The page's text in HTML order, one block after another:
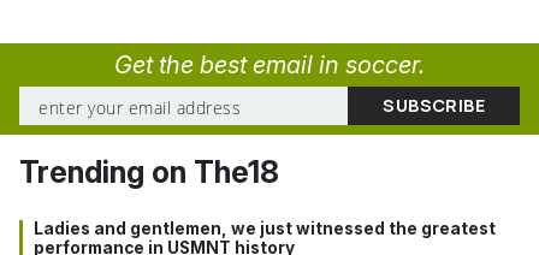
Get the best email in soccer.
Trending on The18
Ladies and gentlemen, we just witnessed the greatest
performance in USMNT history